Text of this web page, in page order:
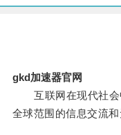
gkd加速器官网
互联网在现代社会
全球范围的信息交流和